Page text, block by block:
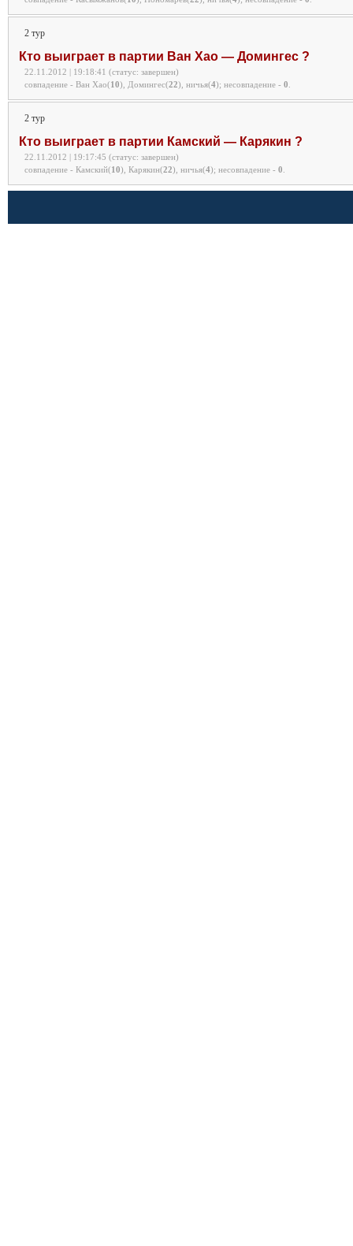
2 тур
Кто выиграет в партии Ван Хао — Домингес ?
22.11.2012 | 19:18:41 (статус: завершен)
совпадение - Ван Хао(10), Домингес(22), ничья(4); несовпадение - 0
2 тур
Кто выиграет в партии Камский — Карякин ?
22.11.2012 | 19:17:45 (статус: завершен)
совпадение - Камский(10), Карякин(22), ничья(4); несовпадение - 0